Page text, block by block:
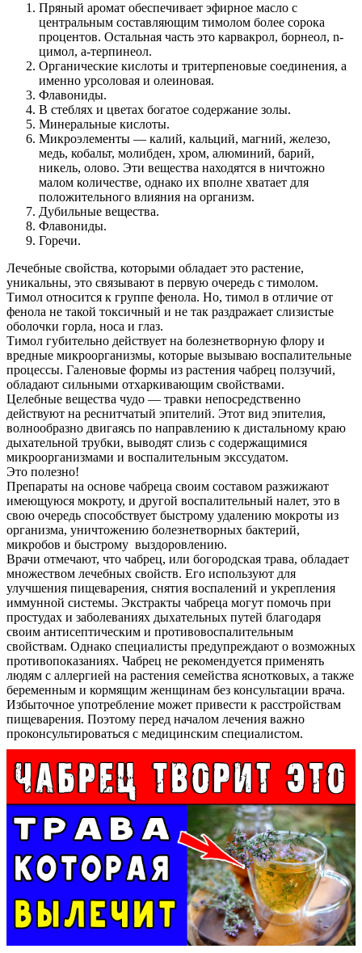
О нас
Услуги
Акции
Отзывы
Статьи
Контакты
Пряный аромат обеспечивает эфирное масло с
центральным составляющим тимолом более сорока
процентов. Остальная часть это карвакрол, борнеол, n-
цимол, а-терпинеол.
Органические кислоты и тритерпеновые соединения, а
именно урсоловая и олеиновая.
Флавониды.
В стеблях и цветах богатое содержание золы.
Минеральные кислоты.
Микроэлементы — калий, кальций, магний, железо,
медь, кобальт, молибден, хром, алюминий, барий,
никель, олово. Эти вещества находятся в ничтожно
малом количестве, однако их вполне хватает для
положительного влияния на организм.
Дубильные вещества.
Флавониды.
Горечи.
Лечебные свойства, которыми обладает это растение,
уникальны, это связывают в первую очередь с тимолом.
Тимол относится к группе фенола. Но, тимол в отличие от
фенола не такой токсичный и не так раздражает слизистые
оболочки горла, носа и глаз.
Тимол губительно действует на болезнетворную флору и
вредные микроорганизмы, которые вызываю воспалительные
процессы. Галеновые формы из растения чабрец ползучий,
обладают сильными отхаркивающим свойствами.
Целебные вещества чудо — травки непосредственно
действуют на реснитчатый эпителий. Этот вид эпителия,
волнообразно двигаясь по направлению к дистальному краю
дыхательной трубки, выводят слизь с содержащимися
микроорганизмами и воспалительным экссудатом.
Это полезно!
Препараты на основе чабреца своим составом разжижают
имеющуюся мокроту, и другой воспалительный налет, это в
свою очередь способствует быстрому удалению мокроты из
организма, уничтожению болезнетворных бактерий,
микробов и быстрому выздоровлению.
Врачи отмечают, что чабрец, или богородская трава, обладает
множеством лечебных свойств. Его используют для
улучшения пищеварения, снятия воспалений и укрепления
иммунной системы. Экстракты чабреца могут помочь при
простудах и заболеваниях дыхательных путей благодаря
своим антисептическим и противовоспалительным
свойствам. Однако специалисты предупреждают о возможных
противопоказаниях. Чабрец не рекомендуется применять
людям с аллергией на растения семейства яснотковых, а также
беременным и кормящим женщинам без консультации врача.
Избыточное употребление может привести к расстройствам
пищеварения. Поэтому перед началом лечения важно
проконсультироваться с медицинским специалистом.